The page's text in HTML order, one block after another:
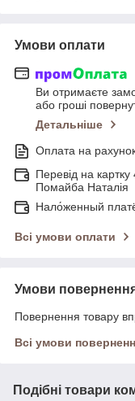
Умови оплати
Ви отримаєте
або гроші
Детальніше
Оплата на
Перевід на
Помайба Наталія
Нало́женный
Всі умови оплати
Умови
Повернення товару
Всі умови
Подібні товари